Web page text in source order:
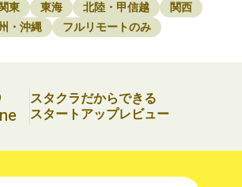
関東 東海 北陸・甲信越
関西
・沖縄 フルリモートのみ
スタクラだからできる
スタートアップレビュー